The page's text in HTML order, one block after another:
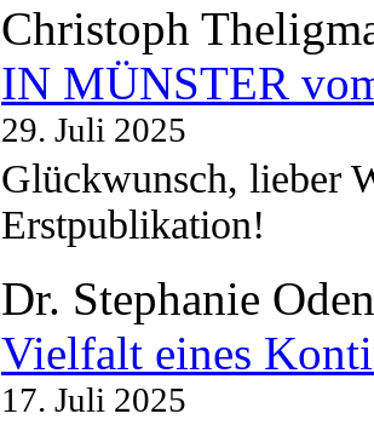
Christoph
IN MÜNSTER
29. Juli 2025
Glückwunsch, lieber
Erstpublikation!
Dr. Stephanie
Vielfalt eines
17. Juli 2025